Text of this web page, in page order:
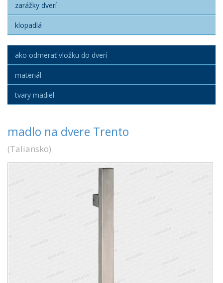
zarážky dverí
klopadlá
ako odmerať vložku do dverí
materiál
tvary madiel
madlo na dvere Trento
(Taliansko)